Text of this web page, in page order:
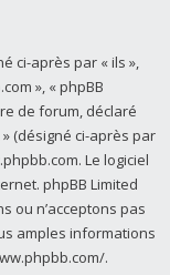
ci-après par « ils »,
», « phpBB
de forum, déclaré
» (désigné ci-après par
. Le logiciel
phpBB Limited
ou n’acceptons pas
amples informations
.